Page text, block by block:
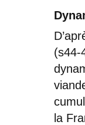
(s44-
la